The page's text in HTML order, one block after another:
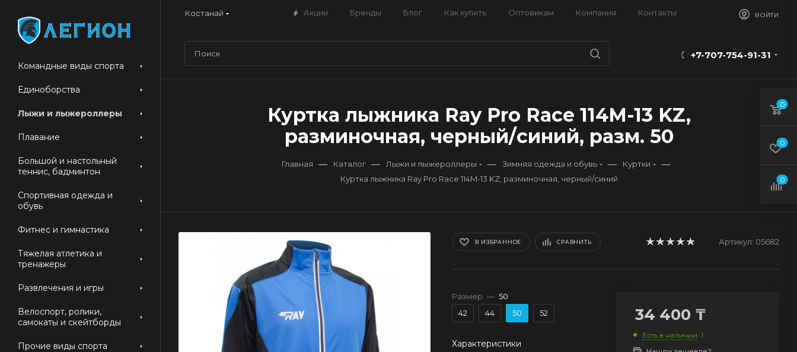
Костанай Акции Бренды Блог Как купить Оптовикам Компания Контакты ВОЙТИ
+7-707-754-91-31
Командные виды спорта
Единоборства
Лыжи и лыжероллеры
Плавание
Большой и настольный
теннис, бадминтон
Спортивная одежда и
обувь
Фитнес и гимнастика
Тяжелая атлетика и
тренажеры
Развлечения и игры
Велоспорт, ролики,
самокаты и скейтборды
Прочие виды спорта
Куртка лыжника Ray Pro Race 114M-13 KZ,
разминочная, черный/синий, разм. 50
Главная — Каталог — Лыжи и лыжероллеры — Зимняя одежда и обувь — Куртки —
Куртка лыжника Ray Pro Race 114M-13 KZ, разминочная, черный/синий
В ИЗБРАННОЕ СРАВНИТЬ Артикул: 05682
Размер — 50
42
44 50 52
Характеристики
34 400 ₸
Есть в наличии: 1
0
0
0